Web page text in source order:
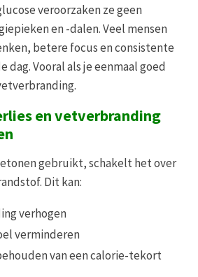
veroorzaken ze geen
en -dalen. Veel mensen
betere focus en consistente
dag. Vooral als je eenmaal goed
en vetverbranding
gebruikt, schakelt het over
Dit kan:
verhogen
verminderen
van een calorie-tekort